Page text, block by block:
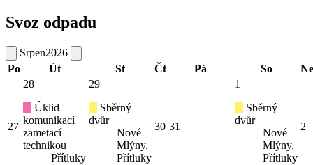
Svoz odpadu
Srpen2026
Po
Út St Čt Pá So Ne
27
28
Úklid
komunikací
zametací
technikou
Přítluky
29
Sběrný
dvůr
Nové
Mlýny,
Přítluky
30 31
1
Sběrný
dvůr
Nové
Mlýny,
Přítluky
2